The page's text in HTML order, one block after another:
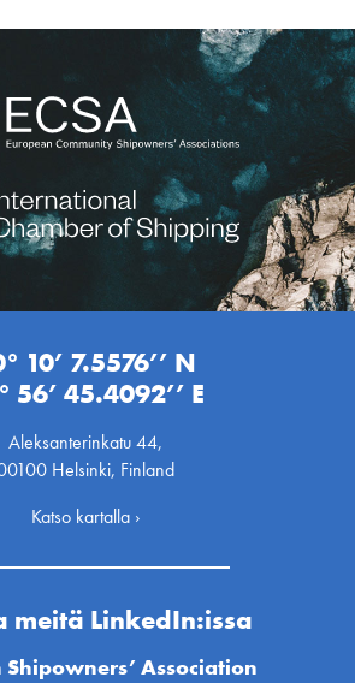
10’ 7.5576’’ N
56’ 45.4092’’ E
Aleksanterinkatu 44,
Helsinki, Finland
Katso kartalla ›
meitä LinkedIn:issa
Shipowners’ Association